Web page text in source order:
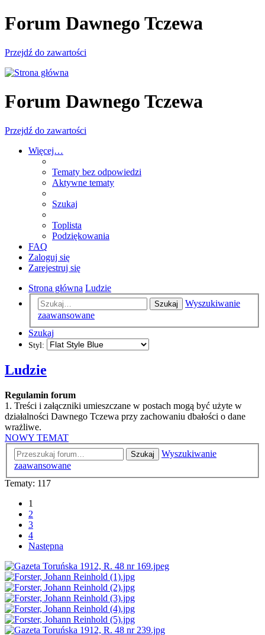
Forum Dawnego Tczewa
Przejdź do zawartości
Forum Dawnego Tczewa
Przejdź do zawartości
Więcej…
Tematy bez odpowiedzi
Aktywne tematy
Szukaj
Toplista
Podziękowania
FAQ
Zaloguj się
Zarejestruj się
Strona główna Ludzie
Szukaj
Wyszukiwanie
zaawansowane
Szukaj
Styl:
Ludzie
Regulamin forum
1. Treści i załączniki umieszczane w postach mogą być użyte w
działalności Dawnego Tczewa przy zachowaniu dbałości o dane
wrażliwe.
NOWY TEMAT
Szukaj
Wyszukiwanie
zaawansowane
Tematy: 117
1
2
3
4
Następna